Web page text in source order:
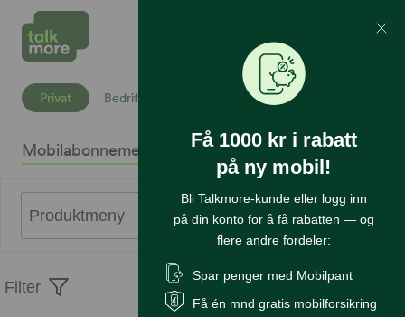
Mine Sider
Privat Bedrift
Mobilabonnement Mobiltelefoner InternettSikkerhet
Produktmeny
Filter Sorter
Få 1000 kr i rabatt
på ny mobil!
Bli Talkmore-kunde eller logg inn
på din konto for å få rabatten — og
flere andre fordeler:
Spar penger med Mobilpant
Få én mnd gratis mobilforsikring